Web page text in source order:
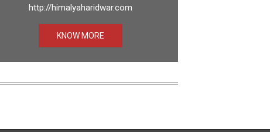
http://himalyaharidwar.com
KNOW MORE